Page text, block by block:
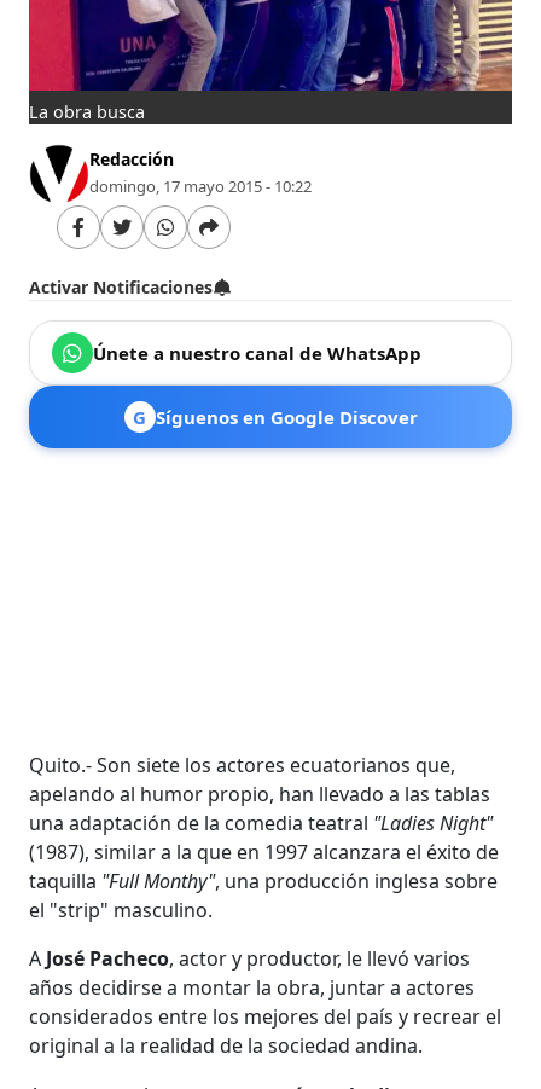
La obra busca
Redacción
domingo, 17 mayo 2015 - 10:22
Activar Notificaciones
Únete a nuestro canal de WhatsApp
G Síguenos en Google Discover
Quito.- Son siete los actores ecuatorianos que,
apelando al humor propio, han llevado a las tablas
una adaptación de la comedia teatral "Ladies Night"
(1987), similar a la que en 1997 alcanzara el éxito de
taquilla "Full Monthy", una producción inglesa sobre
el "strip" masculino.
A José Pacheco, actor y productor, le llevó varios
años decidirse a montar la obra, juntar a actores
considerados entre los mejores del país y recrear el
original a la realidad de la sociedad andina.